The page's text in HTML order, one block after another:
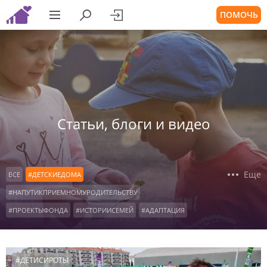
ПОМОЧЬ
Статьи, блоги и видео
ВСЕ
#ДЕТСКИЕДОМА
#НАПУТИКПРИЕМНОМУРОДИТЕЛЬСТВУ
#ПРОЕКТЫФОНДА
#ИСТОРИИСЕМЕЙ
#АДАПТАЦИЯ
#ВОСПИТАНИЕ
#ПОДРОСТКИ
#КОНСУЛЬТАЦИИРОДИТЕЛЕЙ
#ОСОБЫЕДЕТИ
#ДЕТИСИРОТЫ
#ОФОНДЕ
#НАШАВИДЕОАНКЕТА
Еще
#ДЕТИСИРОТЫ